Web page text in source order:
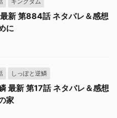
新 第884話 ネタバレ＆感想
に
しっぽと逆鱗
最新 第17話 ネタバレ＆感想
家